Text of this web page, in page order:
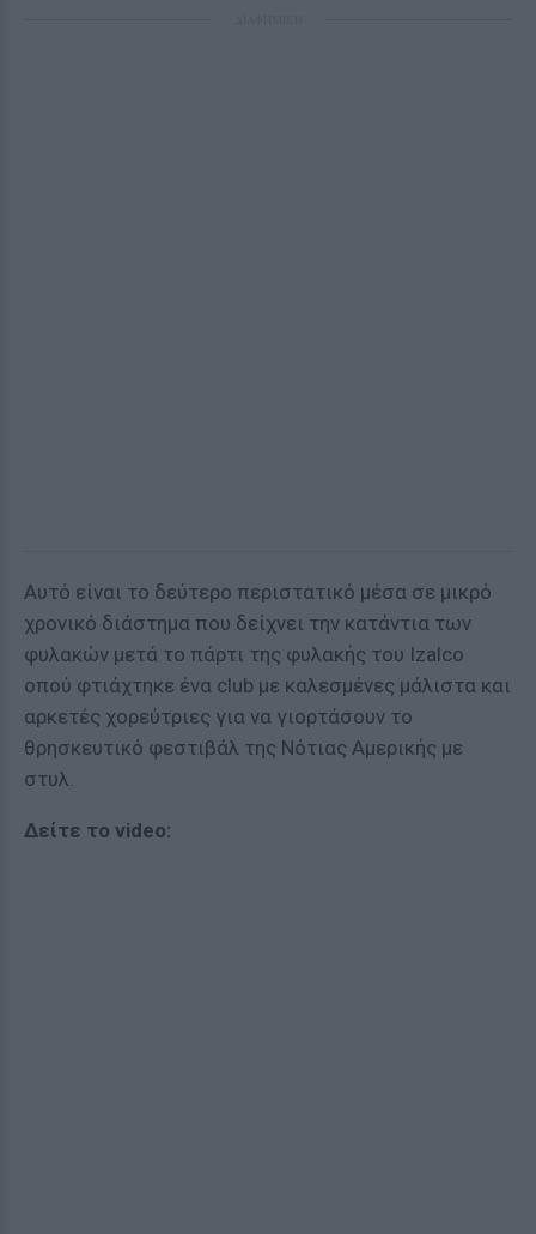
Αυτό είναι το δεύτερο περιστατικό μέσα σε μικρό
χρονικό διάστημα που δείχνει την κατάντια των
φυλακών μετά το πάρτι της φυλακής του Izalco
οπού φτιάχτηκε ένα club με καλεσμένες μάλιστα και
αρκετές χορεύτριες για να γιορτάσουν το
θρησκευτικό φεστιβάλ της Νότιας Αμερικής με
στυλ.
Δείτε το video: